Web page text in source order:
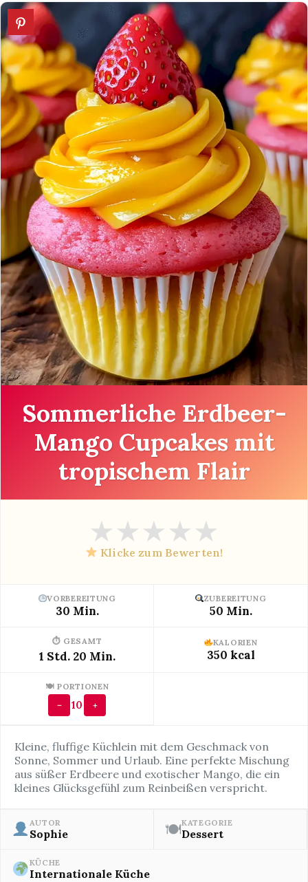
Sommerliche Erdbeer-
Mango Cupcakes mit
tropischem Flair
★★★★★
Klicke zum Bewerten!
VORBEREITUNG
30 Min.
ZUBEREITUNG
50 Min.
⏱ GESAMT
1 Std. 20 Min.
KALORIEN
350 kcal
🍽 PORTIONEN
− 10 +
Kleine, fluffige Küchlein mit dem Geschmack von
Sonne, Sommer und Urlaub. Eine perfekte Mischung
aus süßer Erdbeere und exotischer Mango, die ein
kleines Glücksgefühl zum Reinbeißen verspricht.
AUTOR
Sophie 🍽KATEGORIE
Dessert
KÜCHE
Internationale Küche